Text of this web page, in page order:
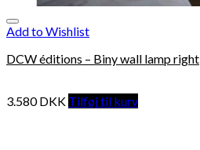
Add to Wishlist
DCW éditions – Biny wall lamp right
3.580DKK Tilføj til kurv